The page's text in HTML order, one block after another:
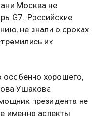
Москва не
G7. Российские
не знали о сроках
их
особенно хорошего,
Ушакова
президента не
именно аспекты